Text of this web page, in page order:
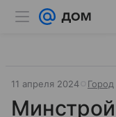
11 апреля 2024 Город